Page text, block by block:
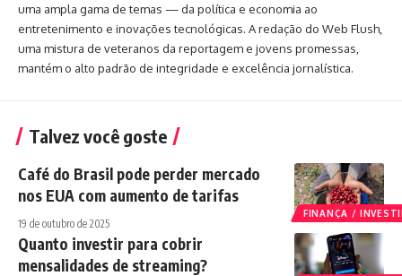
uma ampla gama de temas — da política e economia ao
entretenimento e inovações tecnológicas. A redação do Web Flush,
uma mistura de veteranos da reportagem e jovens promessas,
mantém o alto padrão de integridade e excelência jornalística.
Talvez você goste
FINANÇA /
Café do Brasil pode perder mercado
nos EUA com aumento de tarifas
19 de outubro de 2025
Quanto investir para cobrir
mensalidades de streaming?